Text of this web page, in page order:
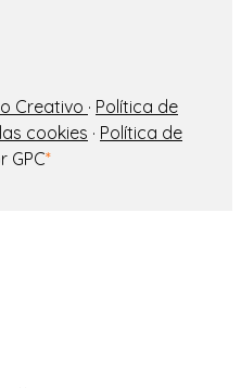
Creativo · Política de
cookies · Política de
GPC*